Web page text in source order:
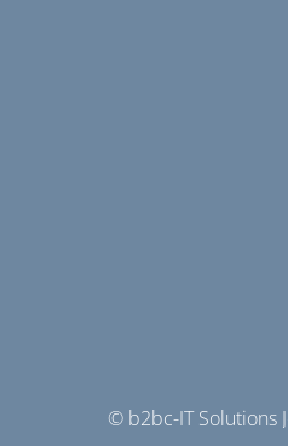
© b2bc-IT Solutions